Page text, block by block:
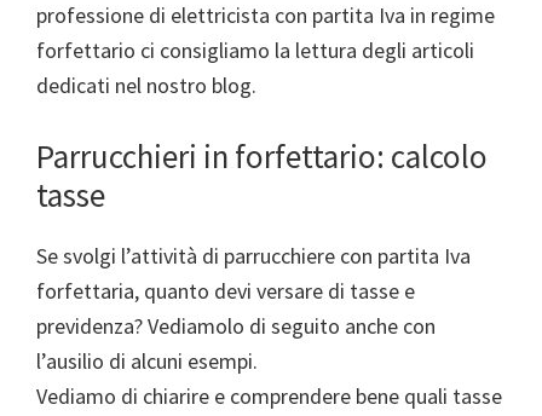
professione di elettricista con partita Iva in regime
forfettario ci consigliamo la lettura degli articoli
dedicati nel nostro blog.
Parrucchieri in forfettario: calcolo
tasse
Se svolgi l’attività di parrucchiere con partita Iva
forfettaria, quanto devi versare di tasse e
previdenza? Vediamolo di seguito anche con
l’ausilio di alcuni esempi.
Vediamo di chiarire e comprendere bene quali tasse